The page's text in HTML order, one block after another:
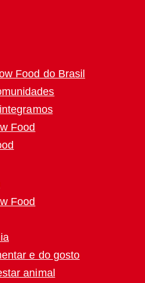
Food do Brasil
Food
Food
e do gosto
animal